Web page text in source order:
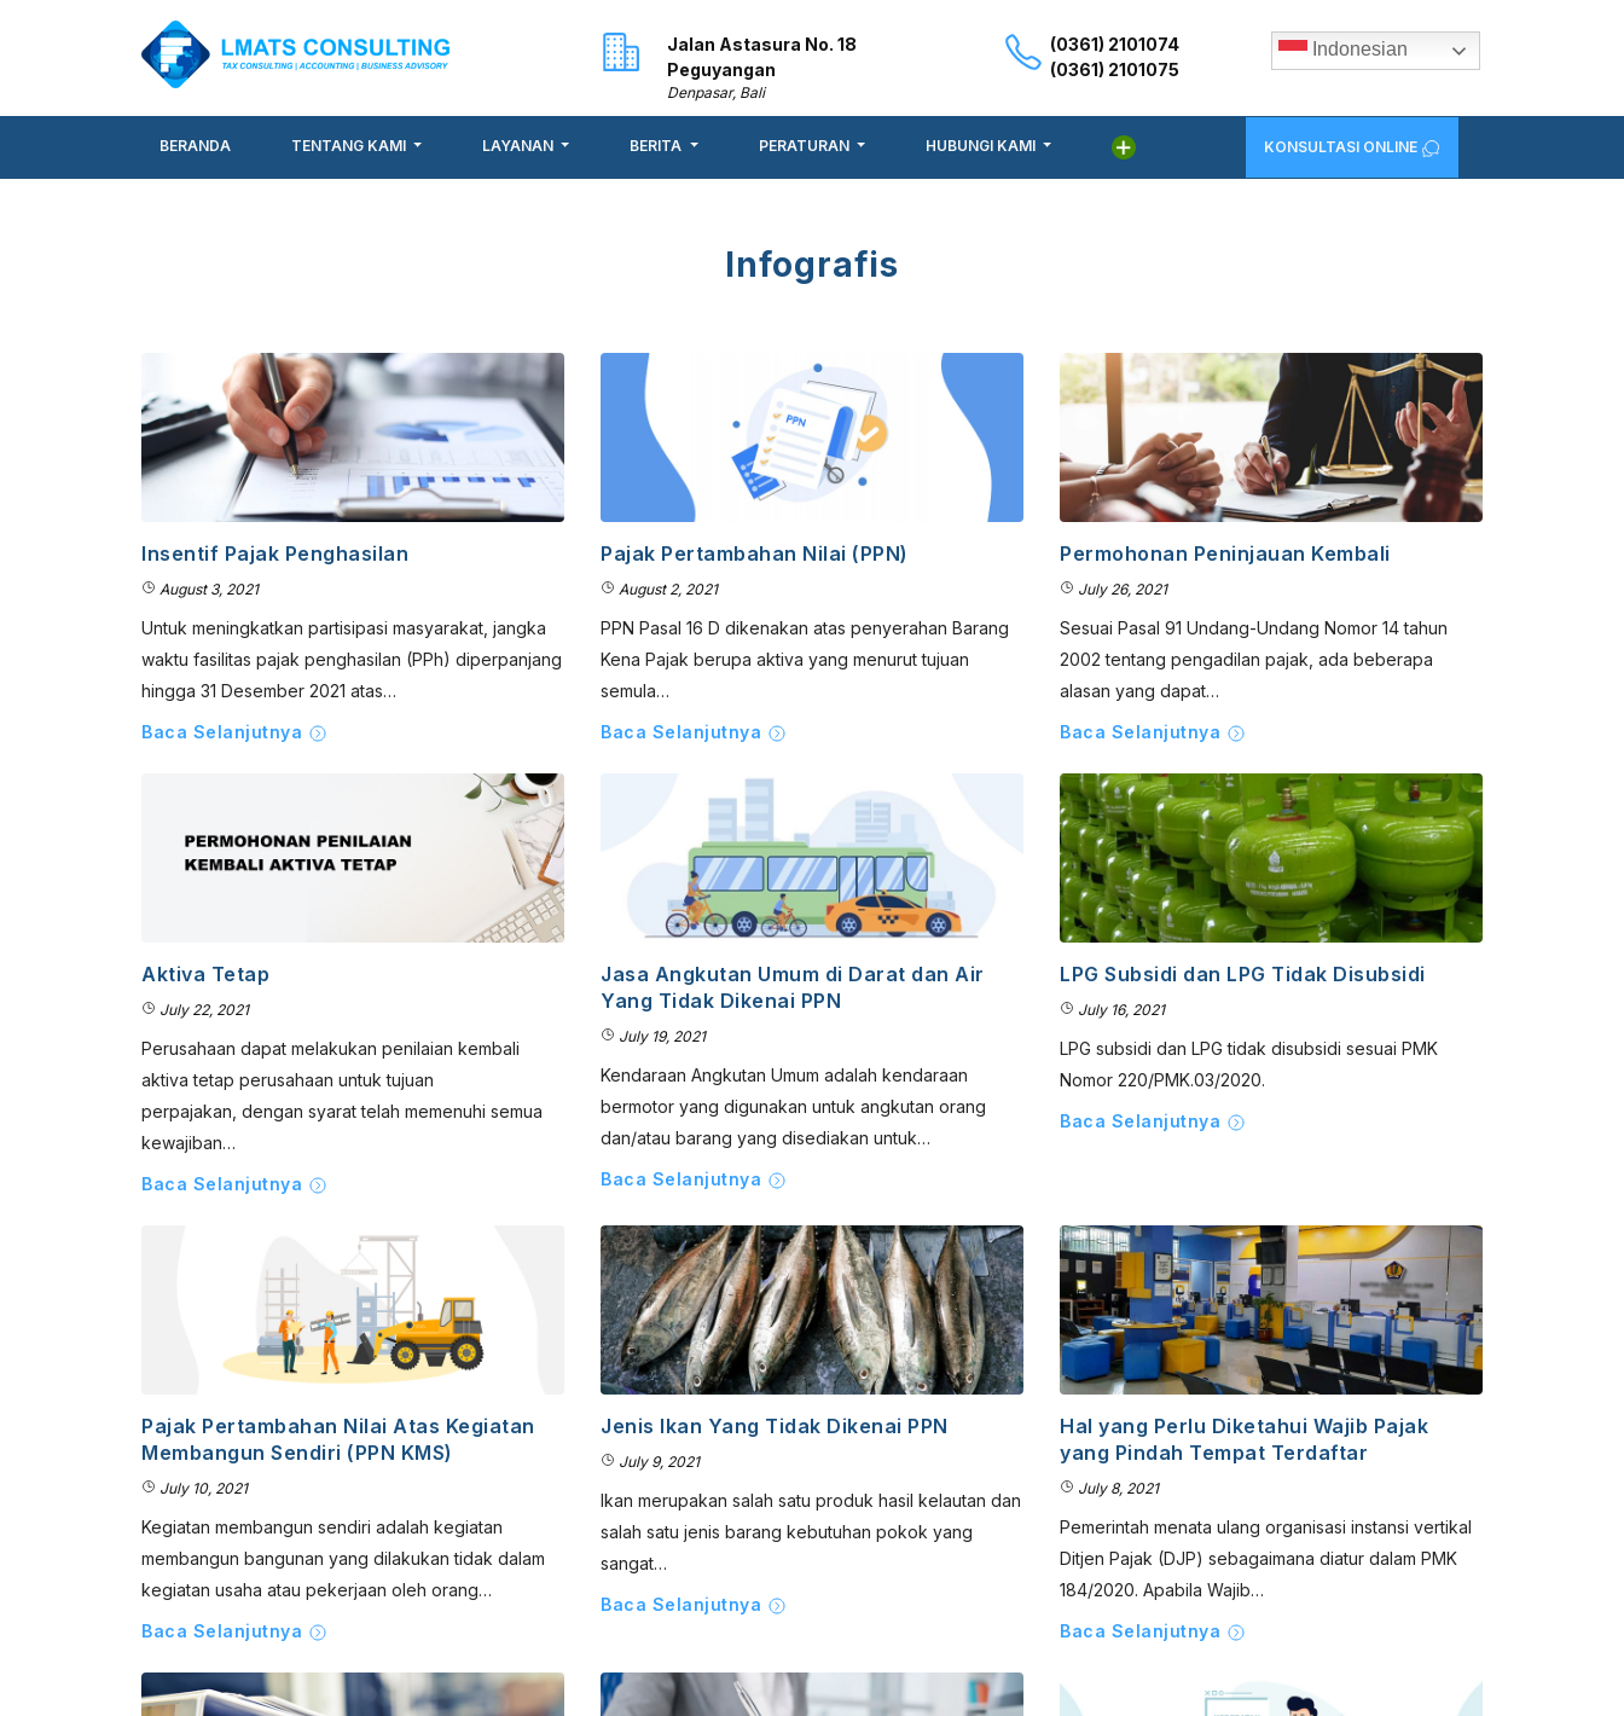
Jalan Astasura No. 18
Peguyangan
Denpasar, Bali
(0361) 2101074
(0361) 2101075
Indonesian
BERANDA TENTANG KAMI LAYANAN BERITA PERATURAN HUBUNGI KAMI KONSULTASI ONLINE
Infografis
Insentif Pajak Penghasilan
August 3, 2021
Untuk meningkatkan partisipasi masyarakat, jangka
waktu fasilitas pajak penghasilan (PPh) diperpanjang
hingga 31 Desember 2021 atas…
Baca Selanjutnya
Pajak Pertambahan Nilai (PPN)
August 2, 2021
PPN Pasal 16 D dikenakan atas penyerahan Barang
Kena Pajak berupa aktiva yang menurut tujuan
semula…
Baca Selanjutnya
Permohonan Peninjauan Kembali
July 26, 2021
Sesuai Pasal 91 Undang-Undang Nomor 14 tahun
2002 tentang pengadilan pajak, ada beberapa
alasan yang dapat…
Baca Selanjutnya
Aktiva Tetap
July 22, 2021
Perusahaan dapat melakukan penilaian kembali
aktiva tetap perusahaan untuk tujuan
perpajakan, dengan syarat telah memenuhi semua
kewajiban…
Baca Selanjutnya
Jasa Angkutan Umum di Darat dan Air
Yang Tidak Dikenai PPN
July 19, 2021
Kendaraan Angkutan Umum adalah kendaraan
bermotor yang digunakan untuk angkutan orang
dan/atau barang yang disediakan untuk…
Baca Selanjutnya
LPG Subsidi dan LPG Tidak Disubsidi
July 16, 2021
LPG subsidi dan LPG tidak disubsidi sesuai PMK
Nomor 220/PMK.03/2020.
Baca Selanjutnya
Pajak Pertambahan Nilai Atas Kegiatan
Membangun Sendiri (PPN KMS)
July 10, 2021
Kegiatan membangun sendiri adalah kegiatan
membangun bangunan yang dilakukan tidak dalam
kegiatan usaha atau pekerjaan oleh orang…
Baca Selanjutnya
Jenis Ikan Yang Tidak Dikenai PPN
July 9, 2021
Ikan merupakan salah satu produk hasil kelautan dan
salah satu jenis barang kebutuhan pokok yang
sangat…
Baca Selanjutnya
Hal yang Perlu Diketahui Wajib Pajak
yang Pindah Tempat Terdaftar
July 8, 2021
Pemerintah menata ulang organisasi instansi vertikal
Ditjen Pajak (DJP) sebagaimana diatur dalam PMK
184/2020. Apabila Wajib…
Baca Selanjutnya